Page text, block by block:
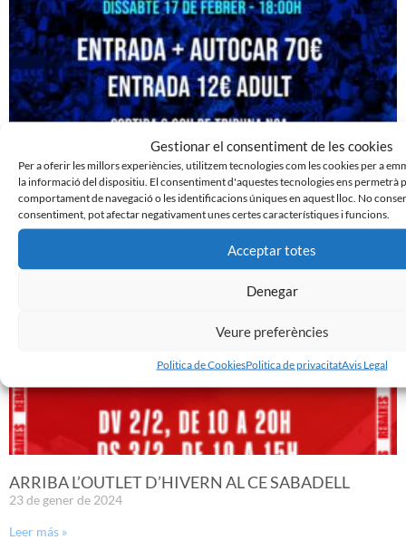
Gestionar el consentiment de les cookies
Per a oferir les millors experiències, utilitzem tecnologies com les cookies per a
la informació del dispositiu. El consentiment d'aquestes tecnologies ens permetrà
comportament de navegació o les identificacions úniques en aquest lloc. No
consentiment, pot afectar negativament unes certes característiques i funcions.
Acceptar totes
Denegar
Veure preferències
Politica de CookiesPolitica de privacitatAvis Legal
JUNTS A ZUBIETA!
6 de febrer de 2024
Leer más »
ARRIBA L’OUTLET D’HIVERN AL CE SABADELL
23 de gener de 2024
Leer más »